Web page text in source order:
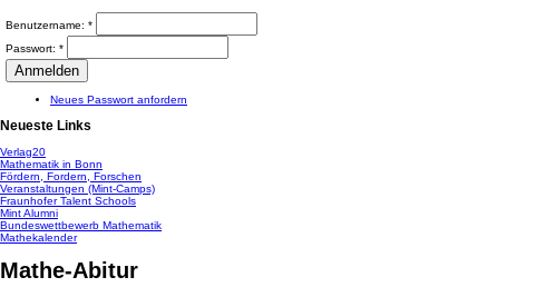
Benutzername: *
Passwort: *
Neues Passwort anfordern
Neueste Links
Verlag20
Mathematik in Bonn
Fördern, Fordern, Forschen
Veranstaltungen (Mint-Camps)
Fraunhofer Talent Schools
Mint Alumni
Bundeswettbewerb Mathematik
Mathekalender
Mathe-Abitur